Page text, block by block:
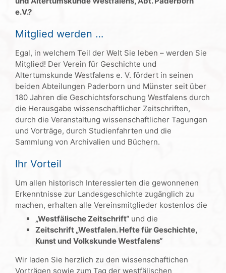
e.V.?
Mitglied werden …
Egal, in welchem Teil der Welt Sie leben – werden Sie
Mitglied! Der Verein für Geschichte und
Altertumskunde Westfalens e. V. fördert in seinen
beiden Abteilungen Paderborn und Münster seit über
180 Jahren die Geschichtsforschung Westfalens durch
die Herausgabe wissenschaftlicher Zeitschriften,
durch die Veranstaltung wissenschaftlicher Tagungen
und Vorträge, durch Studienfahrten und die
Sammlung von Archivalien und Büchern.
Ihr Vorteil
Um allen historisch Interessierten die gewonnenen
Erkenntnisse zur Landesgeschichte zugänglich zu
machen, erhalten alle Vereinsmitglieder kostenlos die
„Westfälische Zeitschrift“ und die
Zeitschrift „Westfalen. Hefte für Geschichte,
Kunst und Volkskunde Westfalens“
Wir laden Sie herzlich zu den wissenschaftichen
Vorträgen sowie zum Tag der westfälischen